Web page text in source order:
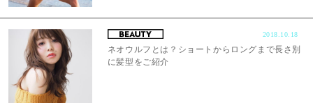
2018.10.18
ネオウルフとは？ショートからロングまで長さ別
に髪型をご紹介